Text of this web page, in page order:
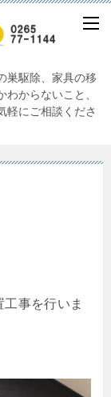
巣駆除、家具の移
からないこと、
軽にご相談くださ
事を行いま